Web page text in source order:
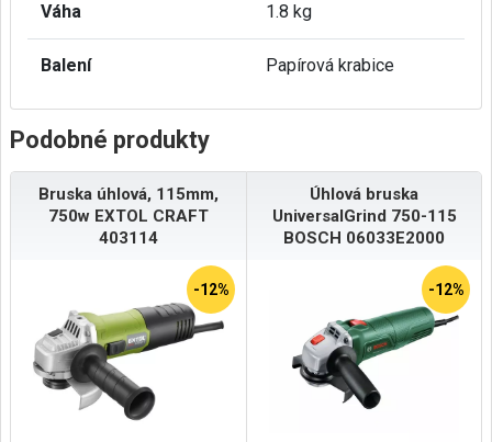
Váha 1.8 kg
Balení Papírová krabice
Podobné produkty
Bruska úhlová, 115mm,
750w EXTOL CRAFT
403114
-12%
Úhlová bruska
UniversalGrind 750-115
BOSCH 06033E2000
-12%